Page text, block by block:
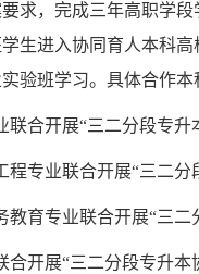
求，完成三年高职学
生进入协同育人本科
验班学习。具体合作本
合开展“三二分段专升
专业联合开展“三二分
育专业联合开展“三二
开展“三二分段专升本